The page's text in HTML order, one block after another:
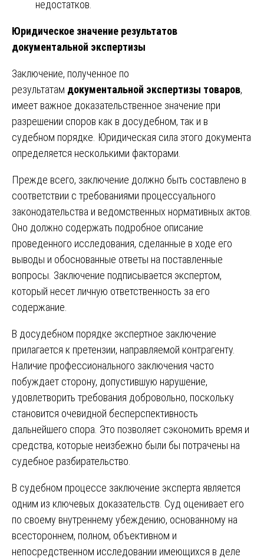
недостатков.
Юридическое значение результатов
документальной экспертизы
Заключение, полученное по
результатам документальной экспертизы товаров,
имеет важное доказательственное значение при
разрешении споров как в досудебном, так и в
судебном порядке. Юридическая сила этого документа
определяется несколькими факторами.
Прежде всего, заключение должно быть составлено в
соответствии с требованиями процессуального
законодательства и ведомственных нормативных актов.
Оно должно содержать подробное описание
проведенного исследования, сделанные в ходе его
выводы и обоснованные ответы на поставленные
вопросы. Заключение подписывается экспертом,
который несет личную ответственность за его
содержание.
В досудебном порядке экспертное заключение
прилагается к претензии, направляемой контрагенту.
Наличие профессионального заключения часто
побуждает сторону, допустившую нарушение,
удовлетворить требования добровольно, поскольку
становится очевидной бесперспективность
дальнейшего спора. Это позволяет сэкономить время и
средства, которые неизбежно были бы потрачены на
судебное разбирательство.
В судебном процессе заключение эксперта является
одним из ключевых доказательств. Суд оценивает его
по своему внутреннему убеждению, основанному на
всестороннем, полном, объективном и
непосредственном исследовании имеющихся в деле